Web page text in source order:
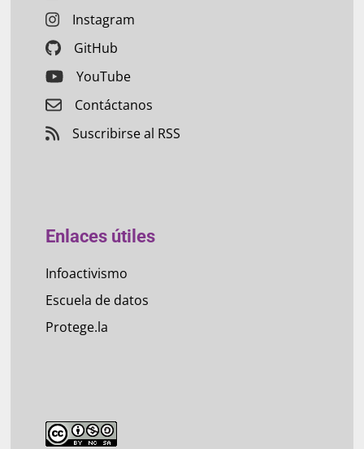
Instagram
GitHub
YouTube
Contáctanos
Suscribirse al RSS
Enlaces útiles
Infoactivismo
Escuela de datos
Protege.la